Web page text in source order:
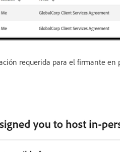
requerida para el firmante en